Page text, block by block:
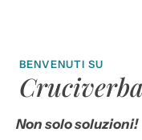
BENVENUTI SU
Non solo soluzioni!